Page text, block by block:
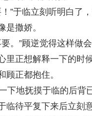
”于临立刻听明白了
是撒娇。
。”顾逆觉得这样做
里正想解释一下的时
顾正都抱住。
下地抚摸于临的后背
临待平复下来后立刻